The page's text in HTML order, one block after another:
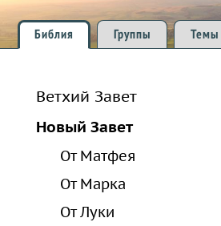
Библия Группы Темы
Ветхий Завет
Новый Завет
От Матфея
От Марка
От Луки